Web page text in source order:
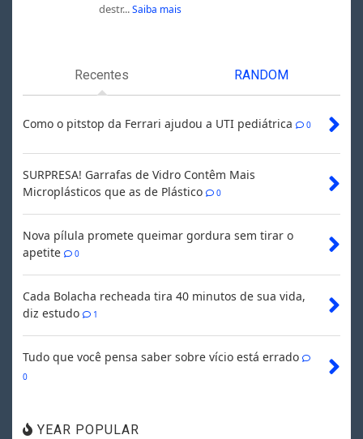
destr... Saiba mais
Recentes RANDOM
Como o pitstop da Ferrari ajudou a UTI pediátrica 0
SURPRESA! Garrafas de Vidro Contêm Mais
Microplásticos que as de Plástico
0
Nova pílula promete queimar gordura sem tirar o
apetite
0
Cada Bolacha recheada tira 40 minutos de sua vida,
diz estudo
1
Tudo que você pensa saber sobre vício está errado
0
YEAR POPULAR